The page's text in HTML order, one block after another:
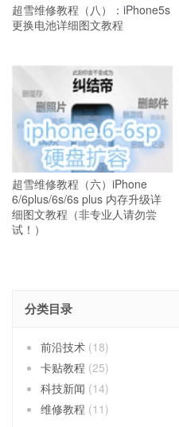
超雪维修教程（八）：iPhone5s
更换电池详细图文教程
超雪维修教程（六）iPhone
6/6plus/6s/6s plus 内存升级详
细图文教程（非专业人请勿尝
试！）
分类目录
前沿技术 (18)
卡贴教程 (25)
科技新闻 (14)
维修教程 (11)